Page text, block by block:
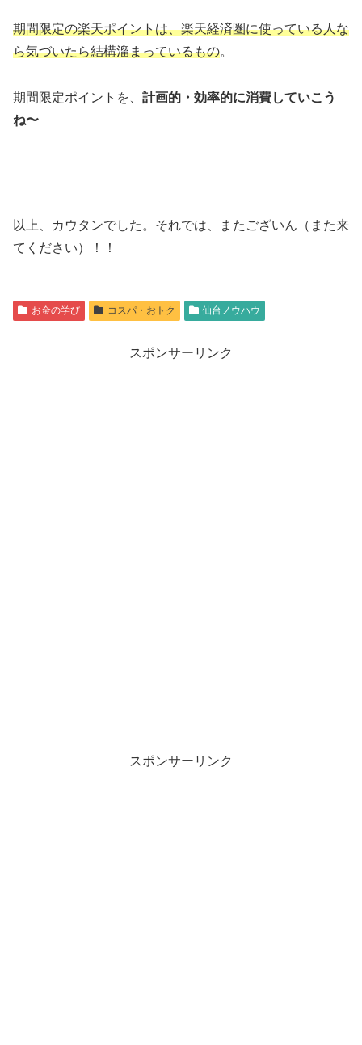
期間限定の楽天ポイントは、楽天経済圏に使っている人な
ら気づいたら結構溜まっているもの。
期間限定ポイントを、 計画的・効率的に消費していこう
ね〜
以上、カウタンでした。それでは、またございん（また来
てください）！！
お金の学び コスパ・おトク 仙台ノウハウ
スポンサーリンク
スポンサーリンク